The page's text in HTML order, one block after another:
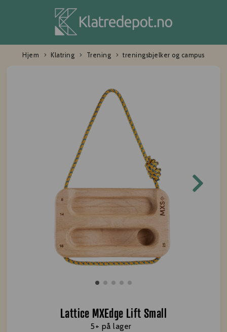
Hjem Klatring Trening treningsbjelker og campus
Lattice MXEdge Lift Small
5+ på lager